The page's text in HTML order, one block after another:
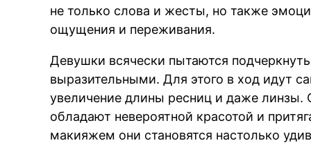
не только слова и жесты, но также
ощущения и переживания.
Девушки всячески пытаются
выразительными. Для этого в ход идут
увеличение длины ресниц и даже
обладают невероятной красотой и
макияжем они становятся настолько